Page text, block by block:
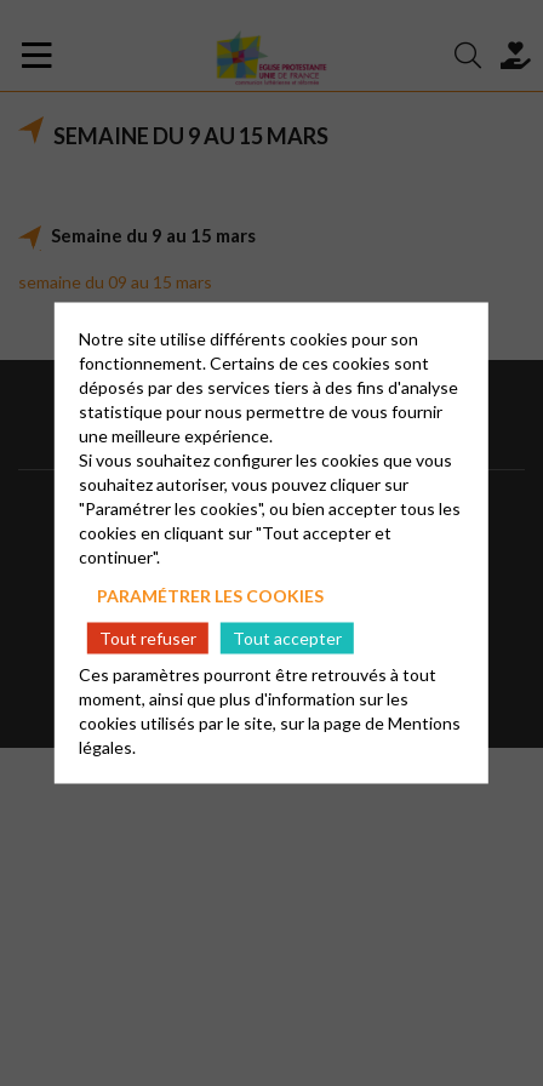
SEMAINE DU 9 AU 15 MARS
Semaine du 9 au 15 mars
semaine du 09 au 15 mars
Bassin Alésien
Accéder au site national
Trouver une paroisse
Accès acteurs
Notre site utilise différents cookies pour son
fonctionnement. Certains de ces cookies sont
déposés par des services tiers à des fins d'analyse
statistique pour nous permettre de vous fournir
une meilleure expérience.
Si vous souhaitez configurer les cookies que vous
souhaitez autoriser, vous pouvez cliquer sur
"Paramétrer les cookies", ou bien accepter tous les
cookies en cliquant sur "Tout accepter et
continuer".
PARAMÉTRER LES COOKIES
Tout refuser
Tout accepter
Ces paramètres pourront être retrouvés à tout
moment, ainsi que plus d'information sur les
cookies utilisés par le site, sur la page deMentions
légales.